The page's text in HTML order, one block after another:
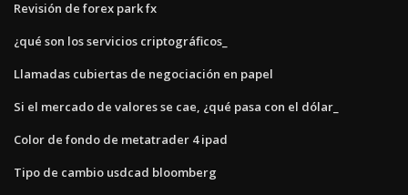
Revisión de forex park fx
¿qué son los servicios criptográficos_
Llamadas cubiertas de negociación en papel
Si el mercado de valores se cae, ¿qué pasa con el dólar_
Color de fondo de metatrader 4 ipad
Tipo de cambio usdcad bloomberg